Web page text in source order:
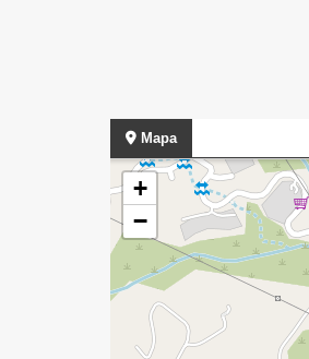
Mapa
+
−